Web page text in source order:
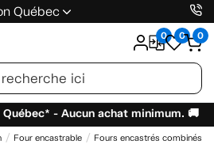
Québec
0 0 0
- Aucun achat minimum. 🚚
Four encastrable Fours encastrés combinés